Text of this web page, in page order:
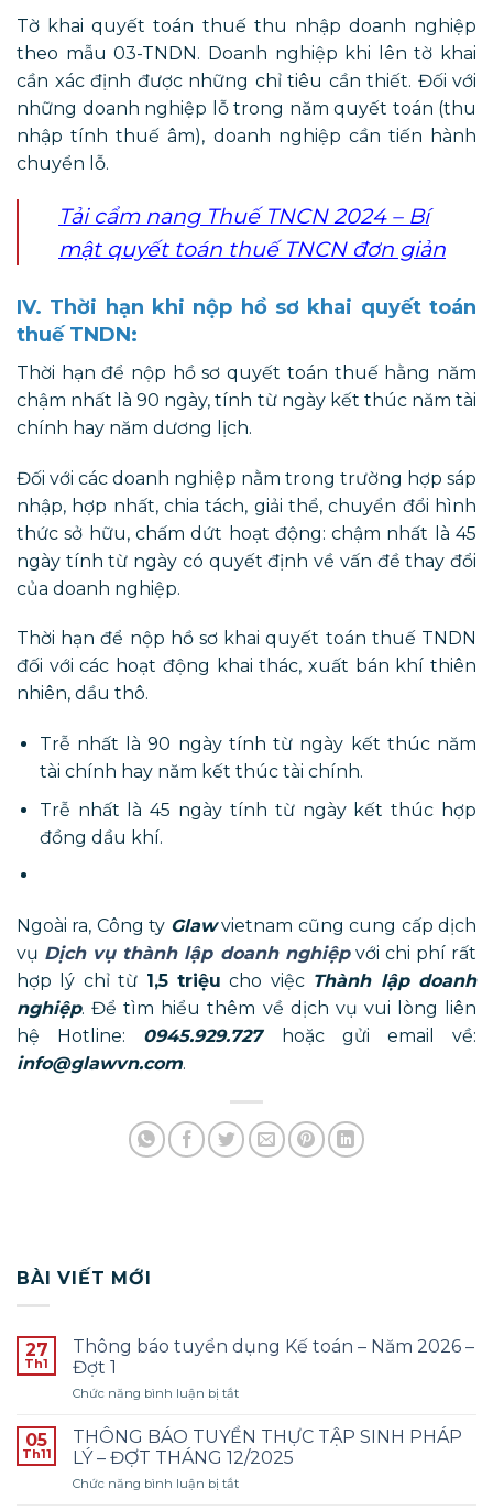
Tờ khai quyết toán thuế thu nhập doanh nghiệp
theo mẫu 03-TNDN. Doanh nghiệp khi lên tờ khai
cần xác định được những chỉ tiêu cần thiết. Đối với
những doanh nghiệp lỗ trong năm quyết toán (thu
nhập tính thuế âm), doanh nghiệp cần tiến hành
chuyển lỗ.
Tải cẩm nang Thuế TNCN 2024 – Bí
mật quyết toán thuế TNCN đơn giản
IV. Thời hạn khi nộp hồ sơ khai quyết toán
thuế TNDN:
Thời hạn để nộp hồ sơ quyết toán thuế hằng năm
chậm nhất là 90 ngày, tính từ ngày kết thúc năm tài
chính hay năm dương lịch.
Đối với các doanh nghiệp nằm trong trường hợp sáp
nhập, hợp nhất, chia tách, giải thể, chuyển đổi hình
thức sở hữu, chấm dứt hoạt động: chậm nhất là 45
ngày tính từ ngày có quyết định về vấn đề thay đổi
của doanh nghiệp.
Thời hạn để nộp hồ sơ khai quyết toán thuế TNDN
đối với các hoạt động khai thác, xuất bán khí thiên
nhiên, dầu thô.
Trễ nhất là 90 ngày tính từ ngày kết thúc năm
tài chính hay năm kết thúc tài chính.
Trễ nhất là 45 ngày tính từ ngày kết thúc hợp
đồng dầu khí.
Ngoài ra, Công ty Glawvietnam cũng cung cấp dịch
vụ Dịch vụ thành lập doanh nghiệpvới chi phí rất
hợp lý chỉ từ 1,5 triệu cho việc Thành lập doanh
nghiệp. Để tìm hiểu thêm về dịch vụ vui lòng liên
hệ Hotline: 0945.929.727
hoặc gửi email về:
info@glawvn.com.
BÀI VIẾT MỚI
27
Th1
Thông báo tuyển dụng Kế toán – Năm 2026 –
Đợt 1
Chức năng bình luận bị tắtở
báo
tuyển
dụng
Kế
05
Th11
THÔNG BÁO TUYỂN THỰC TẬP SINH PHÁP
LÝ – ĐỢT THÁNG 12/2025
Chức năng bình luận bị tắtở